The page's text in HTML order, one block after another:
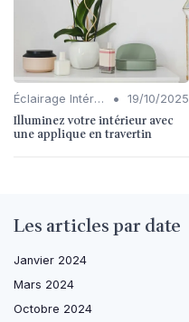
Éclairage Intérieur • 19/10/2025
Illuminez votre intérieur avec
une applique en travertin
Les articles par date
Janvier 2024
Mars 2024
Octobre 2024